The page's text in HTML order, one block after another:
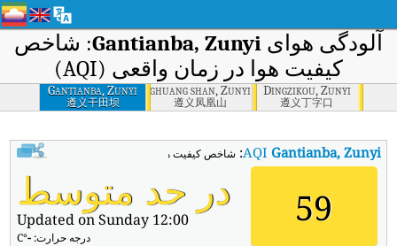
آلودگی هوای Gantianba, Zunyi: شاخص
کیفیت هوا در زمان واقعی (AQI)
Gantianba, Zunyi
遵义干田坝
Fenghuang shan, Zunyi
遵义凤凰山
Dingzikou, Zunyi
遵义丁字口
AQIGantianba, Zunyi
: شاخص کیفیت هوای بی‌درنگ Gantianba, Zunyi (AQI).
59 در حد متوسط
Updated on Sunday 12:00
درجه حرارت:-
°C